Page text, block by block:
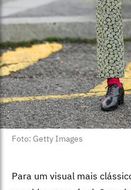
Foto: Getty Images
Para um visual mais